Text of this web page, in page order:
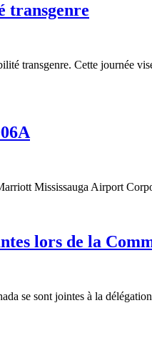
transgenre
transgenre. Cette journée
Mississauga Airport
lors de la
se sont jointes à la